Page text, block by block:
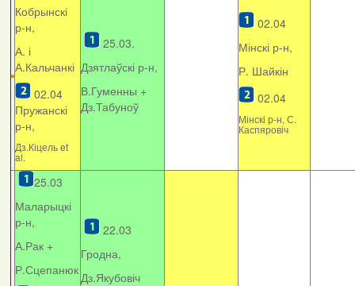
Кобрынскі
р-н,
А. і
А.Кальчанкі
02.04
Пружанскі
р-н,
Дз.Кіцель et
al.
25.03.
Дзятлаўскі р-н,
В.Гуменны +
Дз.Табуноў
02.04
Мінскі р-н,
Р. Шайкін
02.04
Мінскі р-н, С.
Каспяровіч
25.03
Маларыцкі
р-н,
А.Рак +
Р.Сцепанюк
22.03
Гродна,
Дз.Якубовіч